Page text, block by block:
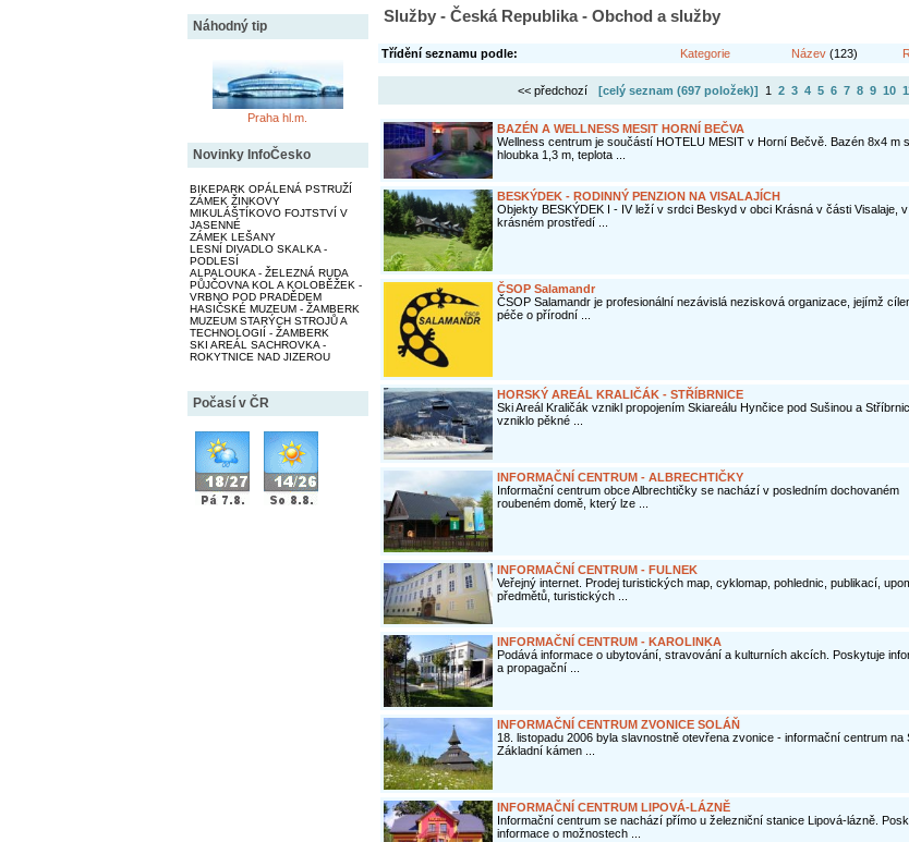
Náhodný tip
Praha hl.m.
Novinky InfoČesko
BIKEPARK OPÁLENÁ PSTRUŽÍ
ZÁMEK ŽINKOVY
MIKULÁŠTÍKOVO FOJTSTVÍ V
JASENNÉ
ZÁMEK LEŠANY
LESNÍ DIVADLO SKALKA -
PODLESÍ
ALPALOUKA - ŽELEZNÁ RUDA
PŮJČOVNA KOL A KOLOBĚŽEK -
VRBNO POD PRADĚDEM
HASIČSKÉ MUZEUM - ŽAMBERK
MUZEUM STARÝCH STROJŮ A
TECHNOLOGIÍ - ŽAMBERK
SKI AREÁL SACHROVKA -
ROKYTNICE NAD JIZEROU
Počasí v ČR
Služby - Česká Republika - Obchod a služby
Třídění seznamu podle: Kategorie Název(123)
<< předchozí [celý seznam (697 položek)] 1 2 3 4 5 6 7 8 9 10
BAZÉN A WELLNESS MESIT HORNÍ BEČVA
Wellness centrum je součástí HOTELU MESIT v Horní Bečvě. Bazén 8x4 m s
hloubka 1,3 m, teplota ...
BESKÝDEK - RODINNÝ PENZION NA VISALAJÍCH
Objekty BESKÝDEK I - IV leží v srdci Beskyd v obci Krásná v části Visalaje, v
krásném prostředí ...
ČSOP Salamandr
ČSOP Salamandr je profesionální nezávislá nezisková organizace, jejímž
péče o přírodní ...
HORSKÝ AREÁL KRALIČÁK - STŘÍBRNICE
Ski Areál Kraličák vznikl propojením Skiareálu Hynčice pod Sušinou a
vzniklo pěkné ...
INFORMAČNÍ CENTRUM - ALBRECHTIČKY
Informační centrum obce Albrechtičky se nachází v posledním dochovaném
roubeném domě, který lze ...
INFORMAČNÍ CENTRUM - FULNEK
Veřejný internet. Prodej turistických map, cyklomap, pohlednic, publikací,
předmětů, turistických ...
INFORMAČNÍ CENTRUM - KAROLINKA
Podává informace o ubytování, stravování a kulturních akcích. Poskytuje
a propagační ...
INFORMAČNÍ CENTRUM ZVONICE SOLÁŇ
18. listopadu 2006 byla slavnostně otevřena zvonice - informační centrum na
Základní kámen ...
INFORMAČNÍ CENTRUM LIPOVÁ-LÁZNĚ
Informační centrum se nachází přímo u železniční stanice Lipová-lázně.
informace o možnostech ...